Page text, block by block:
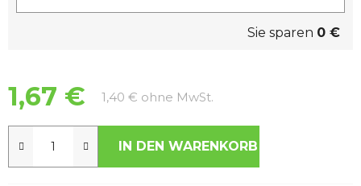
Sie sparen 0 €
1,67 € 1,40 € ohne MwSt.
IN DEN WARENKORB